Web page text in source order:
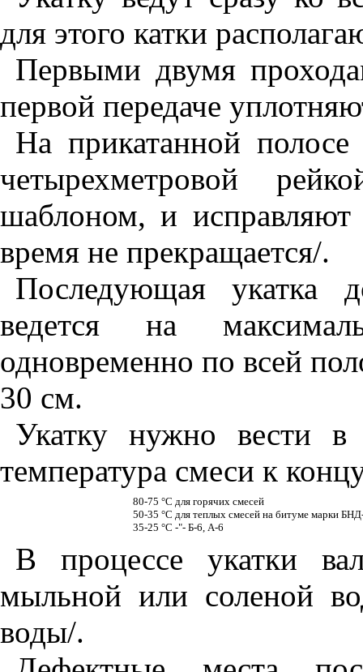
для этого катки
Первыми двумя
первой передаче
На прикатанной
четырехметровой
шаблоном, и исправляют
время не прекращается/.
Последующая укатка
ведется на
одновременно по всей
30 см.
Укатку нужно вести
температура смеси к
80-75 °С для горячих смесей
50-35 °С для теплых смесей на битуме марки
35-25 °С -"- Б-6, А-6
В процессе укатки
мыльной или соленой
воды/.